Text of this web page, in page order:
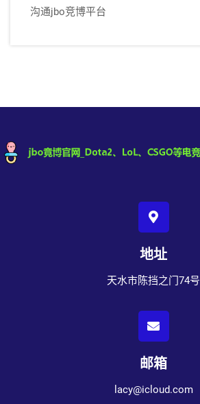
沟通jbo竞博平台
地址
天水市陈挡之门74号
邮箱
lacy@icloud.com